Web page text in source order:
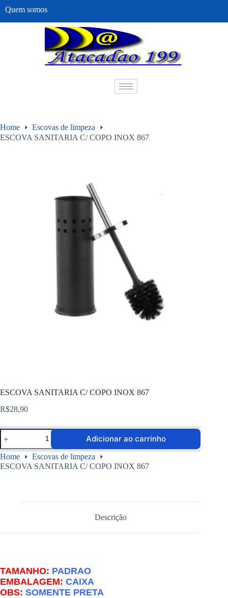
Quem somos
Home
Escovas de limpeza
ESCOVA SANITARIA C/ COPO INOX 867
ESCOVA SANITARIA C/ COPO INOX 867
R$28,90
Adicionar ao carrinho
Home
Escovas de limpeza
ESCOVA SANITARIA C/ COPO INOX 867
Descrição
TAMANHO: PADRAO
EMBALAGEM: CAIXA
OBS: SOMENTE PRETA